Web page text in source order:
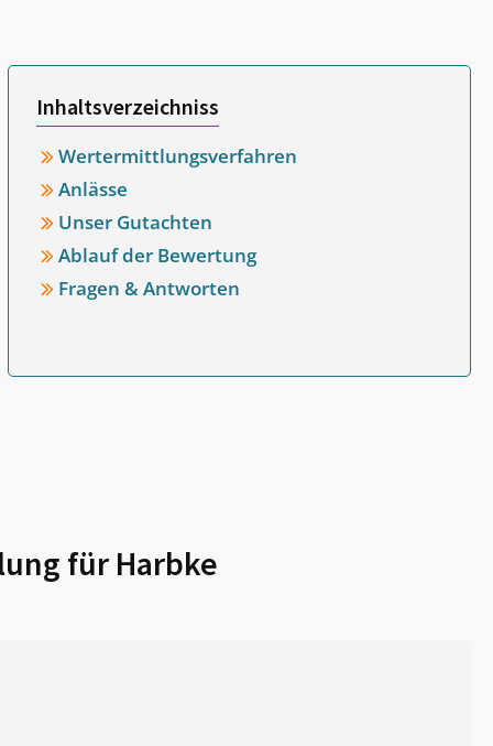
Inhaltsverzeichniss
Wertermittlungsverfahren
Anlässe
Unser Gutachten
Ablauf der Bewertung
Fragen & Antworten
für Harbke